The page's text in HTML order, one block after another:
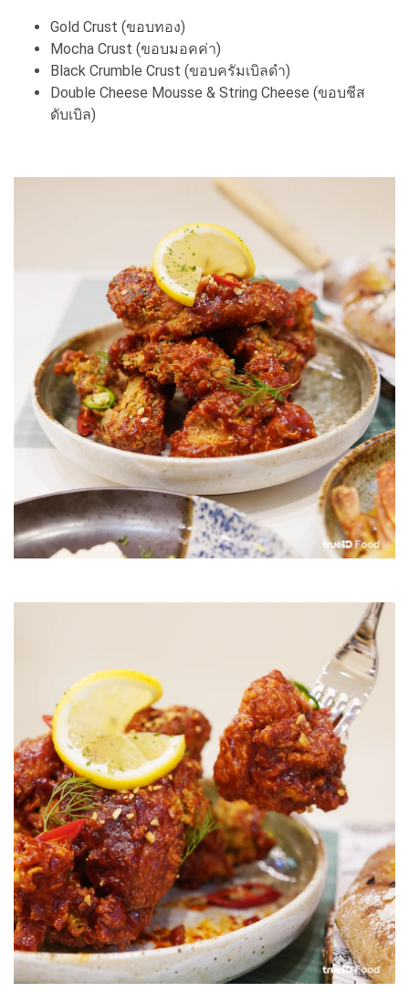
Gold Crust (ขอบทอง)
Mocha Crust (ขอบมอคค่า)
Black Crumble Crust (ขอบครัมเบิลดำ)
Double Cheese Mousse & String Cheese (ขอบชีส
ดับเบิล)